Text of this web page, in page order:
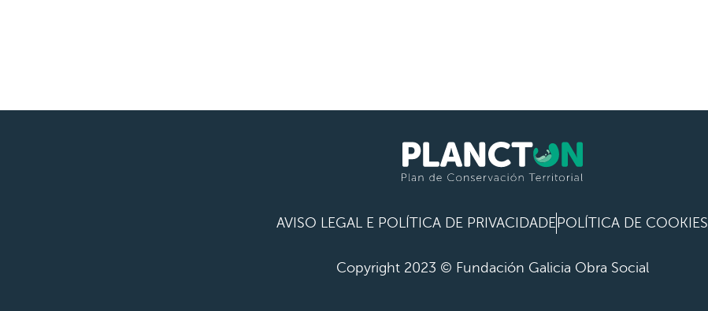
AVISO LEGAL E POLÍTICA DE PRIVACIDADE POLÍTICA DE COOKIES
Copyright 2023 © Fundación Galicia Obra Social